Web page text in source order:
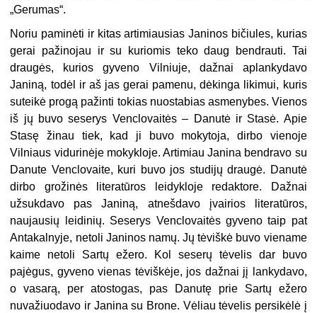
„Gerumas“.
Noriu paminėti ir kitas artimiausias Janinos bičiules, kurias
gerai pažinojau ir su kuriomis teko daug bendrauti. Tai
draugės, kurios gyveno Vilniuje, dažnai aplankydavo
Janiną, todėl ir aš jas gerai pamenu, dėkinga likimui, kuris
suteikė progą pažinti tokias nuostabias asmenybes. Vienos
iš jų buvo seserys Venclovaitės – Danutė ir Stasė. Apie
Stasę žinau tiek, kad ji buvo mokytoja, dirbo vienoje
Vilniaus vidurinėje mokykloje. Artimiau Janina bendravo su
Danute Venclovaite, kuri buvo jos studijų draugė. Danutė
dirbo grožinės literatūros leidykloje redaktore. Dažnai
užsukdavo pas Janiną, atnešdavo įvairios literatūros,
naujausių leidinių. Seserys Venclovaitės gyveno taip pat
Antakalnyje, netoli Janinos namų. Jų tėviškė buvo viename
kaime netoli Sartų ežero. Kol seserų tėvelis dar buvo
pajėgus, gyveno vienas tėviškėje, jos dažnai jį lankydavo,
o vasarą, per atostogas, pas Danutę prie Sartų ežero
nuvažiuodavo ir Janina su Brone. Vėliau tėvelis persikėlė į